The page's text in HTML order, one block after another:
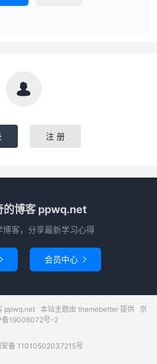

注 册
的博客 ppwq.net
博客，分享最新学习心得
会员中心 
ppwq.net本站主题由 themebetter提供 京
备19006072号-2
安备 11010502037215号